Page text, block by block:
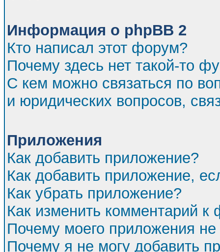
Информация о phpBB 2
Кто написал этот форум?
Почему здесь нет такой-то
С кем можно связаться по
и юридических вопросов,
Приложения
Как добавить приложение?
Как добавить приложение,
Как убрать приложение?
Как изменить комментарий к
Почему моего приложения не
Почему я не могу добавить